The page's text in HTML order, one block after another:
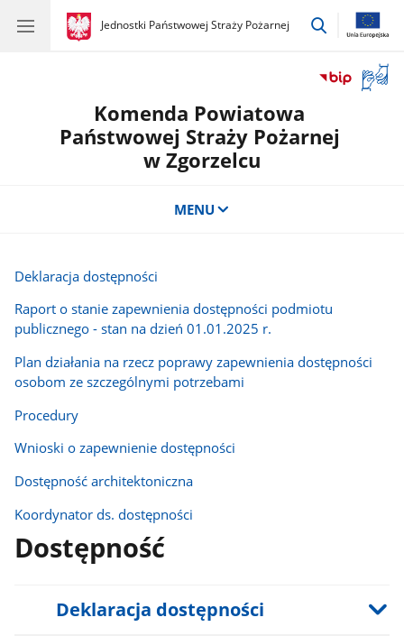
gov.pl
Jednostki Państwowej Straży Pożarnej
gov.pl
Jednostki
przejdź
okno
Komenda Powiatowa
Państwowej Straży Pożarnej
w Zgorzelcu
MENU
Deklaracja dostępności
Raport o stanie zapewnienia dostępności podmiotu
publicznego - stan na dzień 01.01.2025 r.
Plan działania na rzecz poprawy zapewnienia dostępności
osobom ze szczególnymi potrzebami
Procedury
Wnioski o zapewnienie dostępności
Dostępność architektoniczna
Koordynator ds. dostępności
Dostępność
Deklaracja dostępności